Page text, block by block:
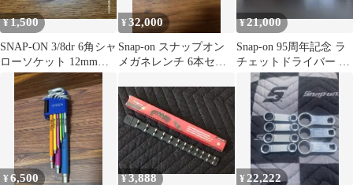
¥1,500
SNAP-ON 3/8dr 6角シャ
ローソケット 12mm
FSM121
¥32,000
Snap-on スナップオン
メガネレンチ 6本セッ
¥21,000
Snap-on 95周年記念 ラ
チェットドライバー 限
定品
¥6,500 ¥3,888 ¥ 22,222